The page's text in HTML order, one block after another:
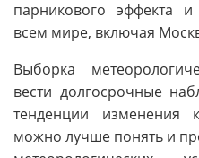
парникового эффекта
всем мире, включая
Выборка
вести долгосрочные
тенденции изменения
можно лучше понять и